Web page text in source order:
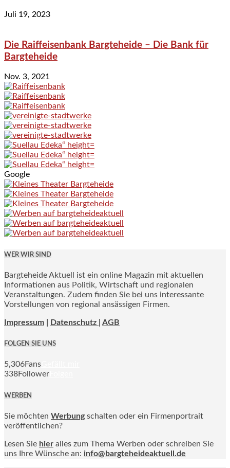
Juli 19, 2023
Die Raiffeisenbank Bargteheide – Die Bank für
Bargteheide
Nov. 3, 2021
Google
WER WIR SIND
Bargteheide Aktuell ist ein online Magazin mit aktuellen
Informationen aus Politik, Wirtschaft und regionalen
Veranstaltungen. Zudem finden Sie bei uns interessante
Vorstellungen von regional ansässigen Firmen.
Impressum Datenschutz | AGB
FOLGEN SIE UNS
5,306Fans
338Follower
WERBEN
Sie möchten Werbung schalten oder ein Firmenportrait
veröffentlichen?
Lesen Sie hier alles zum Thema Werben oder schreiben Sie
uns Ihre Wünsche an: info@bargteheideaktuell.de